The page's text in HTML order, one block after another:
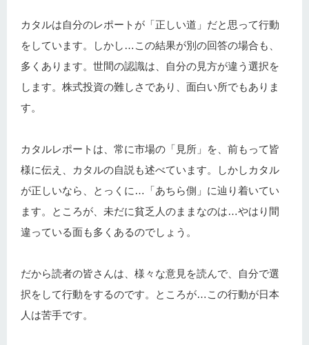
カタルは自分のレポートが「正しい道」だと思って行動
をしています。しかし…この結果が別の回答の場合も、
多くあります。世間の認識は、自分の見方が違う選択を
します。株式投資の難しさであり、面白い所でもありま
す。
カタルレポートは、常に市場の「見所」を、前もって皆
様に伝え、カタルの自説も述べています。しかしカタル
が正しいなら、とっくに…「あちら側」に辿り着いてい
ます。ところが、未だに貧乏人のままなのは…やはり間
違っている面も多くあるのでしょう。
だから読者の皆さんは、様々な意見を読んで、自分で選
択をして行動をするのです。ところが…この行動が日本
人は苦手です。